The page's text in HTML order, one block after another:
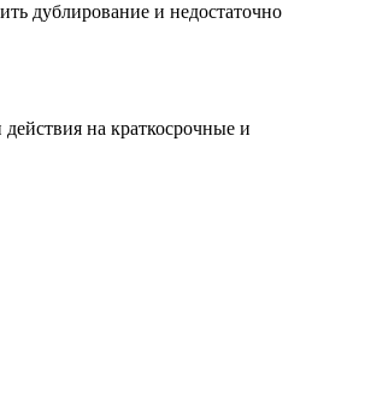
дублирование и недостаточно
на краткосрочные и